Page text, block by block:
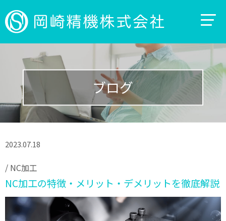
ブログ
2023.07.18
/ NC加工
NC加工の特徴・メリット・デメリットを徹底解説